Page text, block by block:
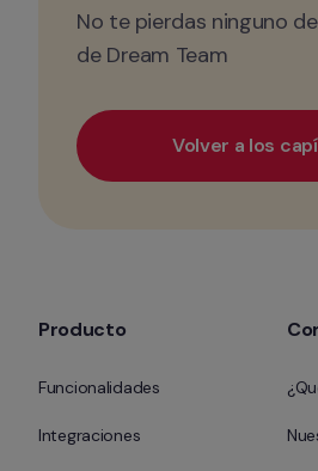
No te pierdas ninguno
de Dream Team
Volver a los
Producto
Funcionalidades
Integraciones